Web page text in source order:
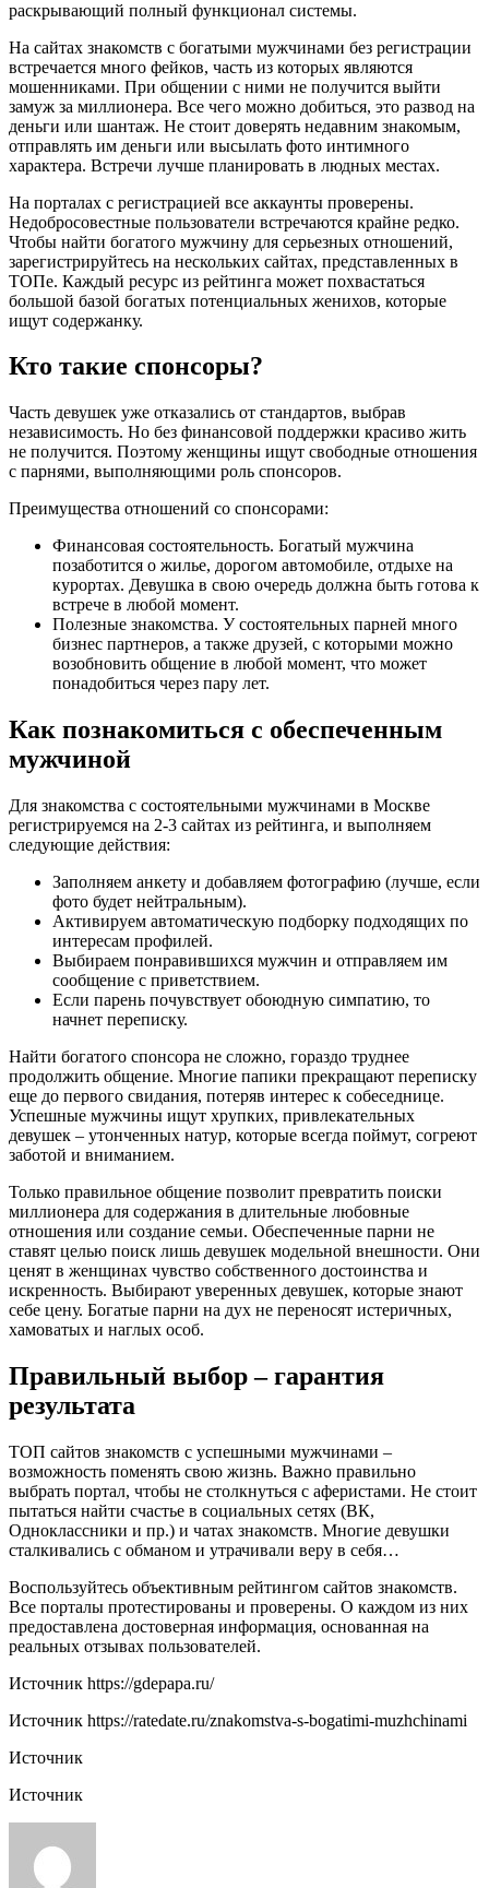
раскрывающий полный функционал системы.
На сайтах знакомств с богатыми мужчинами без регистрации
встречается много фейков, часть из которых являются
мошенниками. При общении с ними не получится выйти
замуж за миллионера. Все чего можно добиться, это развод на
деньги или шантаж. Не стоит доверять недавним знакомым,
отправлять им деньги или высылать фото интимного
характера. Встречи лучше планировать в людных местах.
На порталах с регистрацией все аккаунты проверены.
Недобросовестные пользователи встречаются крайне редко.
Чтобы найти богатого мужчину для серьезных отношений,
зарегистрируйтесь на нескольких сайтах, представленных в
ТОПе. Каждый ресурс из рейтинга может похвастаться
большой базой богатых потенциальных женихов, которые
ищут содержанку.
Кто такие спонсоры?
Часть девушек уже отказались от стандартов, выбрав
независимость. Но без финансовой поддержки красиво жить
не получится. Поэтому женщины ищут свободные отношения
с парнями, выполняющими роль спонсоров.
Преимущества отношений со спонсорами:
Финансовая состоятельность. Богатый мужчина
позаботится о жилье, дорогом автомобиле, отдыхе на
курортах. Девушка в свою очередь должна быть готова к
встрече в любой момент.
Полезные знакомства. У состоятельных парней много
бизнес партнеров, а также друзей, с которыми можно
возобновить общение в любой момент, что может
понадобиться через пару лет.
Как познакомиться с обеспеченным
мужчиной
Для знакомства с состоятельными мужчинами в Москве
регистрируемся на 2-3 сайтах из рейтинга, и выполняем
следующие действия:
Заполняем анкету и добавляем фотографию (лучше, если
фото будет нейтральным).
Активируем автоматическую подборку подходящих по
интересам профилей.
Выбираем понравившихся мужчин и отправляем им
сообщение с приветствием.
Если парень почувствует обоюдную симпатию, то
начнет переписку.
Найти богатого спонсора не сложно, гораздо труднее
продолжить общение. Многие папики прекращают переписку
еще до первого свидания, потеряв интерес к собеседнице.
Успешные мужчины ищут хрупких, привлекательных
девушек – утонченных натур, которые всегда поймут, согреют
заботой и вниманием.
Только правильное общение позволит превратить поиски
миллионера для содержания в длительные любовные
отношения или создание семьи. Обеспеченные парни не
ставят целью поиск лишь девушек модельной внешности. Они
ценят в женщинах чувство собственного достоинства и
искренность. Выбирают уверенных девушек, которые знают
себе цену. Богатые парни на дух не переносят истеричных,
хамоватых и наглых особ.
Правильный выбор – гарантия
результата
ТОП сайтов знакомств с успешными мужчинами –
возможность поменять свою жизнь. Важно правильно
выбрать портал, чтобы не столкнуться с аферистами. Не стоит
пытаться найти счастье в социальных сетях (ВК,
Одноклассники и пр.) и чатах знакомств. Многие девушки
сталкивались с обманом и утрачивали веру в себя…
Воспользуйтесь объективным рейтингом сайтов знакомств.
Все порталы протестированы и проверены. О каждом из них
предоставлена достоверная информация, основанная на
реальных отзывах пользователей.
Источник https://gdepapa.ru/
Источник https://ratedate.ru/znakomstva-s-bogatimi-muzhchinami
Источник
Источник